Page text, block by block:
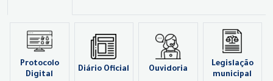
Protocolo
Digital
Diário Oficial Ouvidoria
Legislação
municipal